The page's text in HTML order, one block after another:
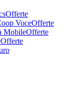
Offerte
VoceOfferte
MobileOfferte
Offerte